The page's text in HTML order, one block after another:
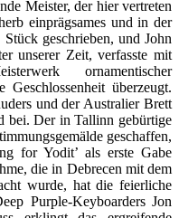
Meister, der hier vertreten
einprägsames und in der
Stück geschrieben, und John
unserer Zeit, verfasste mit
ornamentischer
überzeugt.
und der Australier Brett
bei. Der in Tallinn gebürtige
geschaffen,
for Yodit’ als erste Gabe
die in Debrecen mit dem
wurde, hat die feierliche
Purple-Keyboarders Jon